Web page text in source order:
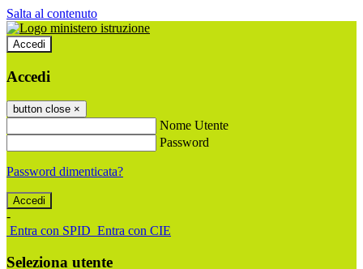
Salta al contenuto
Accedi
Accedi
button close ×
Nome Utente
Password
Password dimenticata?
-
Entra con SPID Entra con CIE
Seleziona utente